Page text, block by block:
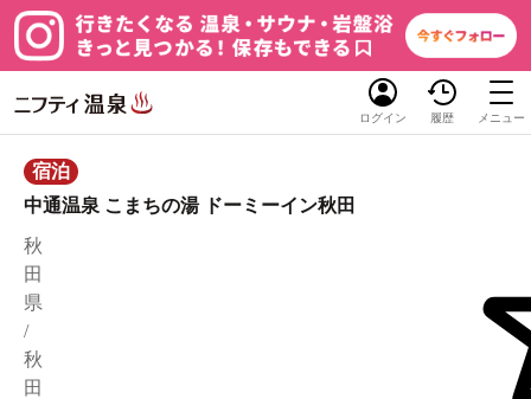
ログイン 履歴 メニュー
宿泊
中通温泉 こまちの湯 ドーミーイン秋田
秋
田
県
/
秋
田